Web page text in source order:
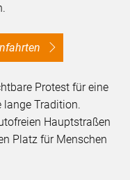
Protest für eine
Tradition.
Hauptstraßen
Platz für Menschen